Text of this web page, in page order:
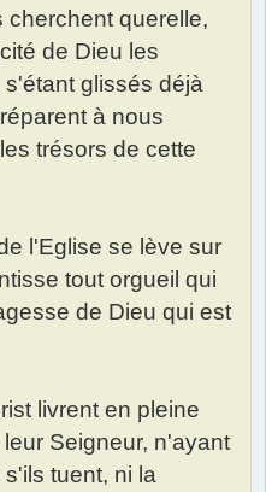
cherchent querelle,
de Dieu les
glissés déjà
à nous
trésors de cette
l'Eglise se lève sur
tout orgueil qui
de Dieu qui est
livrent en pleine
Seigneur, n'ayant
tuent, ni la